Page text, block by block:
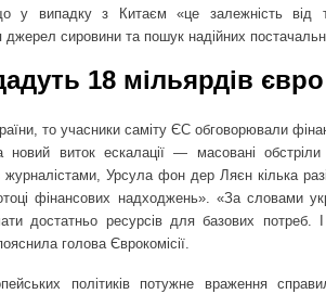
у випадку з Китаєм «це залежність від
джерел сировини та пошук надійних
18 мільярдів євро
то учасники саміту ЄС обговорювали
новий виток ескалації — масовані
журналістами, Урсула фон дер Ляєн кілька
фінансових надходжень». «За словами
достатньо ресурсів для базових потреб.
голова Єврокомісії.
політиків потужне враження